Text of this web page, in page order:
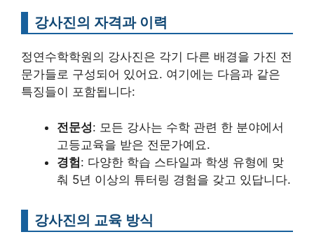
강사진의 자격과 이력
정연수학학원의 강사진은 각기 다른 배경을 가진 전
문가들로 구성되어 있어요. 여기에는 다음과 같은
특징들이 포함됩니다:
전문성: 모든 강사는 수학 관련 한 분야에서
고등교육을 받은 전문가예요.
경험: 다양한 학습 스타일과 학생 유형에 맞
춰 5년 이상의 튜터링 경험을 갖고 있답니다.
강사진의 교육 방식